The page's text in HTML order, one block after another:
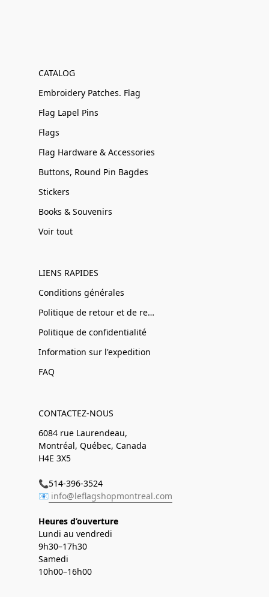
CATALOG
Embroidery Patches. Flag
Flag Lapel Pins
Flags
Flag Hardware & Accessories
Buttons, Round Pin Bagdes
Stickers
Books & Souvenirs
Voir tout
LIENS RAPIDES
Conditions générales
Politique de retour et de remboursement
Politique de confidentialité
Information sur l'expedition
FAQ
CONTACTEZ-NOUS
6084 rue Laurendeau,
Montréal, Québec, Canada
H4E 3X5
📞514-396-3524
📧 info@leflagshopmontreal.com
Heures d’ouverture
Lundi au vendredi
9h30–17h30
Samedi
10h00–16h00